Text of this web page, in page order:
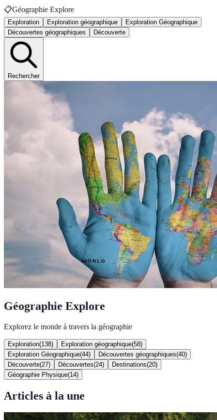
📋Géographie Explore
Exploration Exploration géographique
Exploration Géographique
Découvertes géographiques
Découverte
Rechercher
Géographie Explore
Explorez le monde à travers la géographie
Exploration(138) Exploration géographique(58)
Exploration Géographique(44) Découvertes géographiques(40)
Découverte(27) Découvertes(24) Destinations(20)
Géographie Physique(14)
Articles à la une